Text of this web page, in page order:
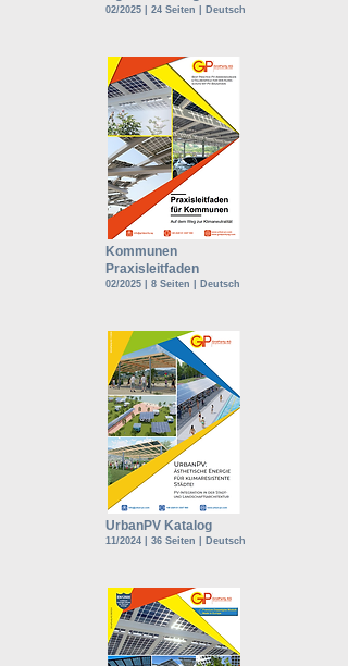
02/2025 | 24 Seiten | Deutsch
Kommunen
Praxisleitfaden
02/2025 | 8 Seiten | Deutsch
UrbanPV Katalog
11/2024 | 36 Seiten | Deutsch